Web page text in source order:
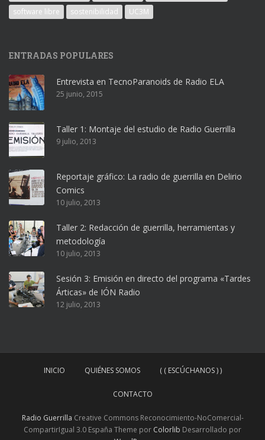
software libre
sostenibilidad UC3M
ENTRADAS POPULARES
Entrevista en TecnoParanoids de Radio ELA
25 junio, 2015
Taller 1: Montaje del estudio de Radio Guerrilla
9 julio, 2013
Reportaje gráfico: La radio de guerrilla en Delirio
Comics
10 julio, 2013
Taller 2: Redacción de guerrilla, herramientas y
metodología
10 julio, 2013
Sesión 3: Emisión en directo del programa «Tardes
Árticas» de IÓN Radio
12 julio, 2013
INICIO QUIÉNES SOMOS ( ( ESCÚCHANOS ) )
CONTACTO
Radio Guerrilla Creative Commons Reconocimiento-NoComercial-
CompartirIgual 3.0 España Theme por Colorlib Desarrollado por